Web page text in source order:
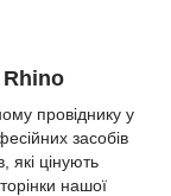
провіднику у
засобів
які цінують
нашої